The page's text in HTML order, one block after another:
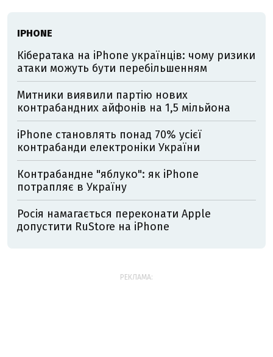
IPHONE
Кібератака на iPhone українців: чому ризики
атаки можуть бути перебільшенням
Митники виявили партію нових
контрабандних айфонів на 1,5 мільйона
iPhone становлять понад 70% усієї
контрабанди електроніки України
Контрабандне "яблуко": як iPhone
потрапляє в Україну
Росія намагається переконати Apple
допустити RuStore на iPhone
РЕКЛАМА: